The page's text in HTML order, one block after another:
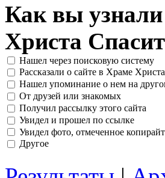
Как вы
Христа
Нашел через поисковую систему
Рассказали о сайте в Храме
Нашел упоминание о нем на
От друзей или знакомых
Получил рассылку этого сайта
Увидел и прошел по ссылке
Увидел фото, отмеченное
Другое